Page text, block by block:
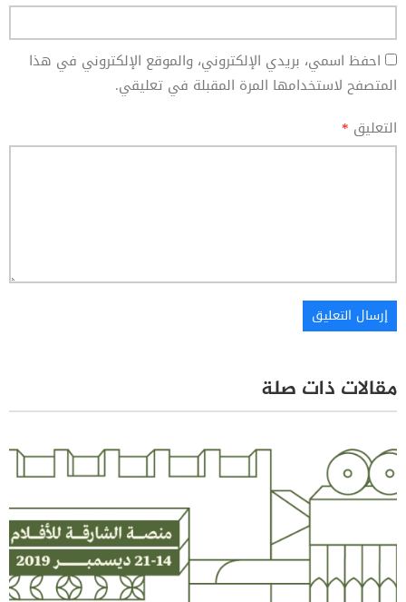
احفظ اسمي، بريدي الإلكتروني، والموقع الإلكتروني في هذا
المتصفح لاستخدامها المرة المقبلة في تعليقي.
التعليق *
مقالات ذات صلة